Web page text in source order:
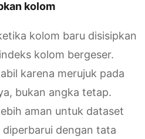
kolom
kolom baru disisipkan
kolom bergeser.
karena merujuk pada
bukan angka tetap.
aman untuk dataset
dengan tata